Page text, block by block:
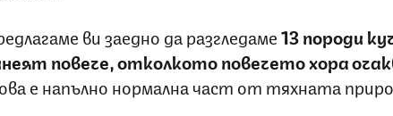
ви заедно да разгледаме13 породи
повече, отколкото повечето хора
е напълно нормална част от тяхната